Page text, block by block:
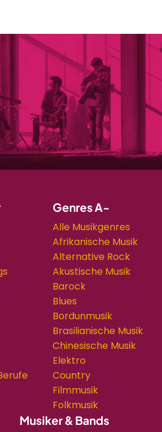
Genres A-
Alle Musikgenres
Afrikanische Musik
Alternative Rock
Akustische Musik
Barock
Blues
Bordunmusik
Brasilianische Musik
Chinesische Musik
Elektro
Country
Filmmusik
Folkmusik
Musiker & Bands